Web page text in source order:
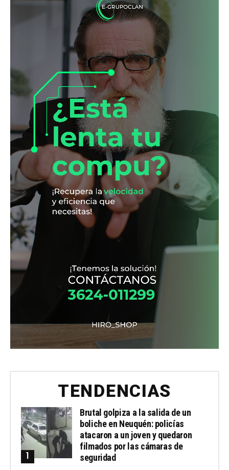
TENDENCIAS
Brutal golpiza a la salida de un
boliche en Neuquén: policías
atacaron a un joven y quedaron
filmados por las cámaras de
seguridad